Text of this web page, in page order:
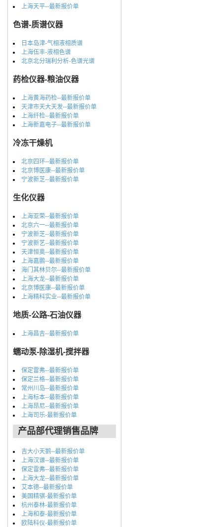
上海天平--最新报价单
色谱-质谱仪器
日本岛津-气相液相质谱
上海伍丰-液相色谱
北京北分瑞利分析-色谱光谱
药检仪器-粮油仪器
上海黄海药检--最新报价单
天津市天大天发--最新报价单
上海纤检--最新报价单
上海新嘉电子--最新报价单
冷冻干燥机
北京四环--最新报价单
北京博医康--最新报价单
宁波新芝--最新报价单
生化仪器
上海亚荣--最新报价单
北京六一--最新报价单
宁波新芝--最新报价单
宁波新艺--最新报价单
天津恒奥--最新报价单
上海嘉鹏--最新报价单
海门其林贝尔--最新报价单
上海大龙--最新报价单
北京博医康--最新报价单
上海精科实业--最新报价单
地质-公路-石油仪器
上海昌吉--最新报价单
蠕动泵-除湿机-搅拌器
保定雷弗--最新报价单
保定兰格--最新报价单
常州川岛--最新报价单
上海标本--最新报价单
上海昂尼--最新报价单
上海司乐-最新报价单
产品部代理销售品牌
吉大小天鹅--最新报价单
上海汉谱--最新报价单
保定雷弗--最新报价单
上海大龙--最新报价单
艾本德--最新报价单
美国精骐-最新报价单
杭州泰林-最新报价单
上海和泰-最新报价单
欧陆科仪-最新报价单